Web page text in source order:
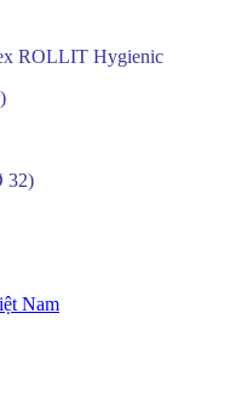
ROLLIT Hygienic
32)
Nam